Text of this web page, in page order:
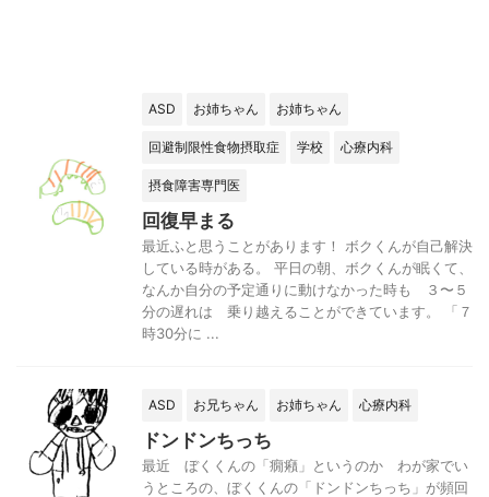
ASD お姉ちゃん お姉ちゃん
回避制限性食物摂取症 学校 心療内科
摂食障害専門医
回復早まる
最近ふと思うことがあります！ ボクくんが自己解決
している時がある。 平日の朝、ボクくんが眠くて、
なんか自分の予定通りに動けなかった時も ３〜５
分の遅れは 乗り越えることができています。 「７
時30分に ...
ASD お兄ちゃん お姉ちゃん 心療内科
ドンドンちっち
最近 ぼくくんの「癇癪」というのか わが家でい
うところの、ぼくくんの「ドンドンちっち」が頻回